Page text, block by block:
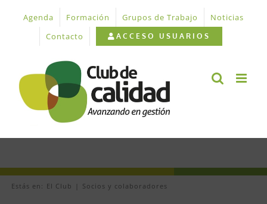
contenido
Agenda Formación Grupos de Trabajo
Noticias
Contacto
ACCESO USUARIOS
Estás en: El Club Socios y colaboradores